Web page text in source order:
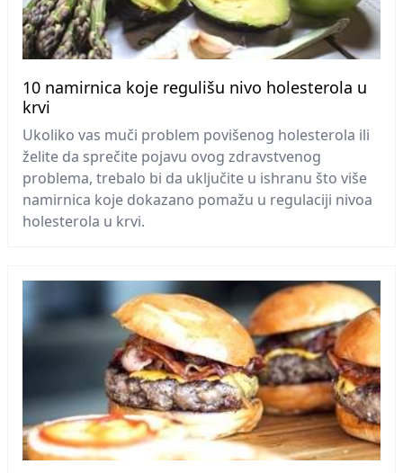
10 namirnica koje regulišu nivo holesterola u
krvi
Ukoliko vas muči problem povišenog holesterola ili
želite da sprečite pojavu ovog zdravstvenog
problema, trebalo bi da uključite u ishranu što više
namirnica koje dokazano pomažu u regulaciji nivoa
holesterola u krvi.